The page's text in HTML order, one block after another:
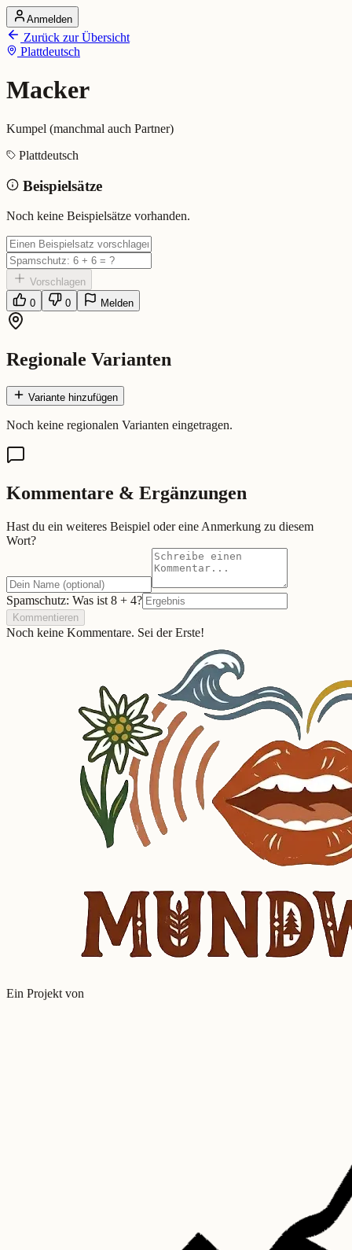
Startseite
Alle Dialekte
Dialekte vergleichen
Dialekt-Karte
Ranking
Macker (Plattdeutsch)
Bedeutung: Kumpel (manchmal auch Partner)
Eingereicht von: Mundwerk Team
Anmelden
Zurück zur Übersicht
Plattdeutsch
Macker
Kumpel (manchmal auch Partner)
Plattdeutsch
Beispielsätze
Noch keine Beispielsätze vorhanden.
Vorschlagen
0
0 Melden
Regionale Varianten
Variante hinzufügen
Noch keine regionalen Varianten eingetragen.
Kommentare & Ergänzungen
Hast du ein weiteres Beispiel oder eine Anmerkung zu diesem
Wort?
Spamschutz: Was ist 8 + 4?
Kommentieren
Noch keine Kommentare. Sei der Erste!
Ein Projekt von